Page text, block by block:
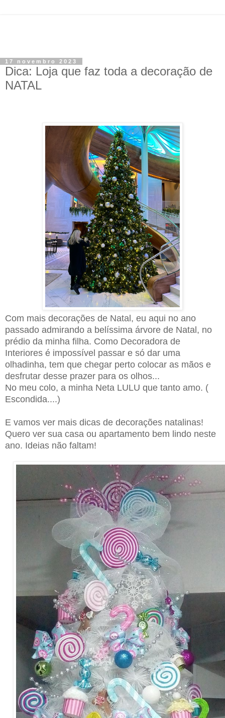
17 novembro 2023
Dica: Loja que faz toda a decoração de
NATAL
Com mais decorações de Natal, eu aqui no ano
passado admirando a belíssima árvore de Natal, no
prédio da minha filha. Como Decoradora de
Interiores é impossível passar e só dar uma
olhadinha, tem que chegar perto colocar as mãos e
desfrutar desse prazer para os olhos...
No meu colo, a minha Neta LULU que tanto amo. (
Escondida....)
E vamos ver mais dicas de decorações natalinas!
Quero ver sua casa ou apartamento bem lindo neste
ano. Ideias não faltam!